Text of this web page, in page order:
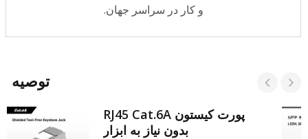
و کار در سراسر جهان.
توصیه
پورت کیستون RJ45 Cat.6A
بدون نیاز به ابزار